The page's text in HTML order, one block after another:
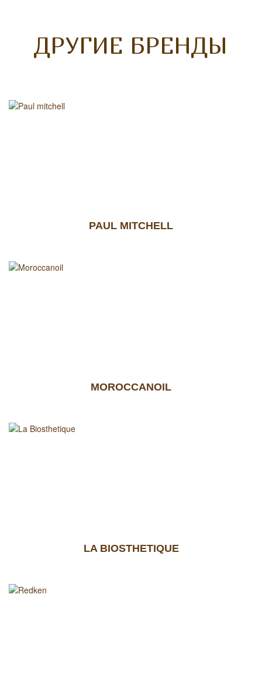
ДРУГИЕ БРЕНДЫ
PAUL MITCHELL
MOROCCANOIL
LA BIOSTHETIQUE